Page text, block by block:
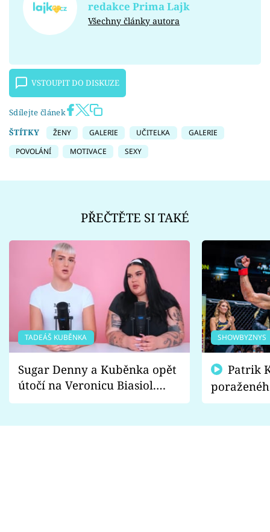
redakce Prima Lajk
Všechny články autora
VSTOUPIT DO DISKUZE
Sdílejte článek
ŠTÍTKY
ŽENY GALERIE UČITELKA
GALERIE
POVOLÁNÍ
MOTIVACE SEXY
PŘEČTĚTE SI TAKÉ
TADEÁŠ KUBĚNKA
Sugar Denny a Kuběnka opět
útočí na Veronicu Biasiol.
Proč je podle nich falešná a
SHOWBYZNYS
fanoušci